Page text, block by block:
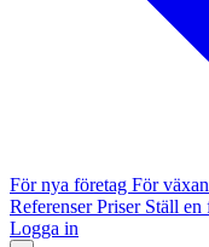
För nya företag För
ReferenserPriser Ställ en
Logga in